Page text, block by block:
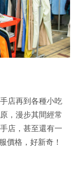
店再到各種小吃
，漫步其間經常
店，甚至還有一
價格，好新奇！